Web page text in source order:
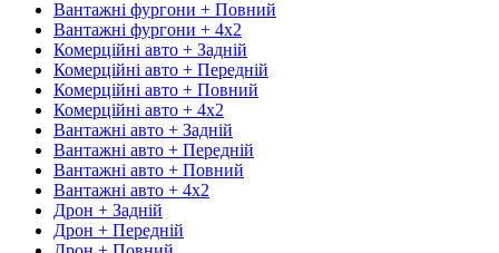
Вантажні фургони + Повний
Вантажні фургони + 4х2
Комерційні авто + Задній
Комерційні авто + Передній
Комерційні авто + Повний
Комерційні авто + 4х2
Вантажні авто + Задній
Вантажні авто + Передній
Вантажні авто + Повний
Вантажні авто + 4х2
Дрон + Задній
Дрон + Передній